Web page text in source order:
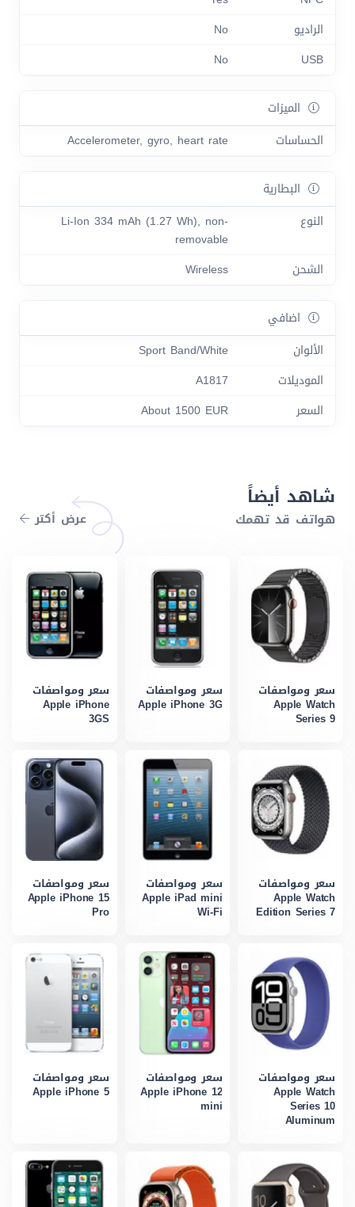
الراديو
No
USB
No
الميزات
الحساسات
Accelerometer, gyro, heart rate
البطارية
النوع
Li-Ion 334 mAh (1.27 Wh), non-
removable
الشحن
Wireless
اضافي
الألوان
Sport Band/White
الموديلات
A1817
السعر
About 1500 EUR
شاهد أيضاً
هواتف قد تهمك عرض أكتر
سعر ومواصفات
Apple Watch
Series 9
سعر ومواصفات
Apple iPhone 3G
سعر ومواصفات
Apple iPhone
3GS
سعر ومواصفات
Apple Watch
Edition Series 7
سعر ومواصفات
Apple iPad mini
Wi-Fi
سعر ومواصفات
Apple iPhone 15
Pro
سعر ومواصفات
Apple Watch
Series 10
Aluminum
سعر ومواصفات
Apple iPhone 12
mini
سعر ومواصفات
Apple iPhone 5